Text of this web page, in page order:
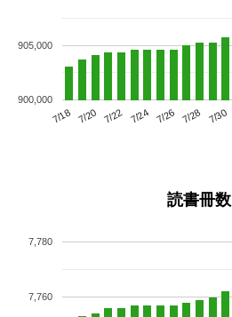
7/18 7/20 7/22 7/24 7/26 7/28 7/30
900,000
905,000
読書冊数
7,760
7,780